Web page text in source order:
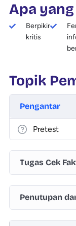
Apa
Berpikir
kritis
Topik
Pengantar
Pretest
Tugas Cek
Penutupan